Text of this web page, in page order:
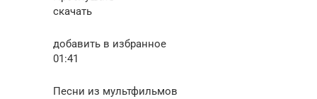
скачать
добавить в избранное
01:41
Песни из мультфильмов